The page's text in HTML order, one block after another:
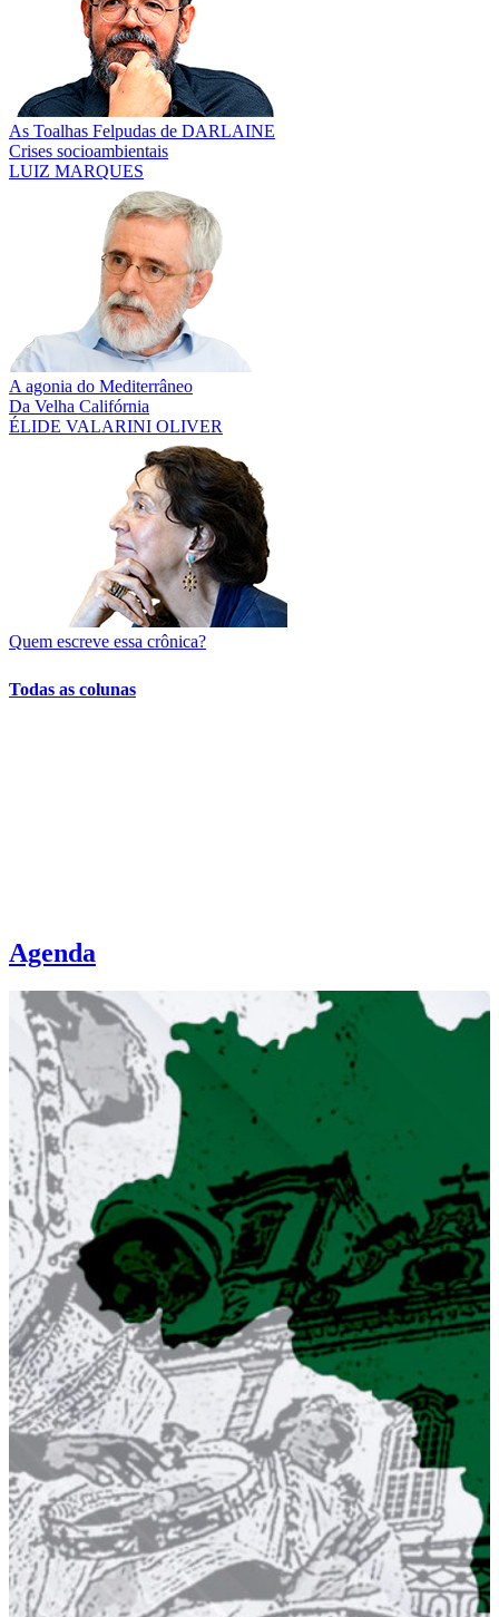
As Toalhas Felpudas de DARLAINE
Crises socioambientais
LUIZ MARQUES
A agonia do Mediterrâneo
Da Velha Califórnia
ÉLIDE VALARINI OLIVER
Quem escreve essa crônica?
Todas as colunas
Agenda